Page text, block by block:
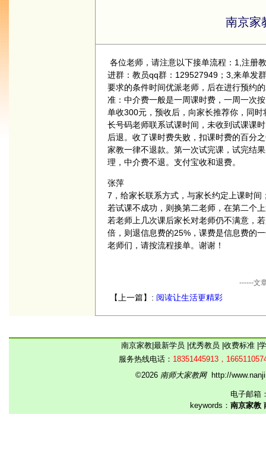
南京家
各位老师，请注意以下接单流程：1,注册
进群：教员qq群：129527949；3,来单发
要求的条件时间优派老师，后在进行预约
准：中介费一般是一周课时费，一周一次
单收300元，预收后，向家长推荐你，同
长号码老师联系试课时间，未收到试课课
后退。收了课时费失败，扣课时费的百分
家教一律不退款。第一次试完课，试完结
理，中介费不退。支付宝收和退费。
张萍
7，给家长联系方式，与家长约定上课时
若试课不成功，则换第二老师，在第二个
若老师上几次课后家长对老师仍不满意，
倍，则退信息费的25%，课费是信息费的
老师们，请按流程接单。谢谢！
------文
【上一篇】: 阅读让生活更精彩
南京家教 最新学员 优秀教员 收费标准
服务热线电话： 18351445913，
©2026 南师大家教网http://
电子邮箱
keywords： 南京家教